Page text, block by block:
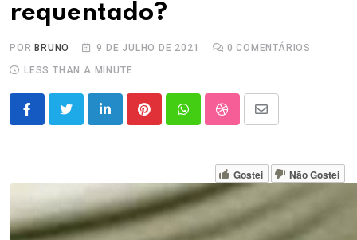
requentado?
POR BRUNO 9 DE JULHO DE 2021 0 COMENTÁRIOS
LESS THAN A MINUTE
LinkedInPinterestWhatsappStumbleUpon
Share
Email
Gostei Não Gostei